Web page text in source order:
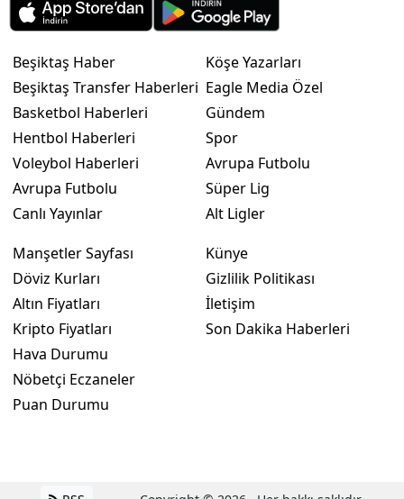
Beşiktaş Haber
Beşiktaş Transfer Haberleri
Basketbol Haberleri
Hentbol Haberleri
Voleybol Haberleri
Avrupa Futbolu
Canlı Yayınlar
Köşe Yazarları
Eagle Media Özel
Gündem
Spor
Avrupa Futbolu
Süper Lig
Alt Ligler
Manşetler Sayfası
Döviz Kurları
Altın Fiyatları
Kripto Fiyatları
Hava Durumu
Nöbetçi Eczaneler
Puan Durumu
Künye
Gizlilik Politikası
İletişim
Son Dakika Haberleri